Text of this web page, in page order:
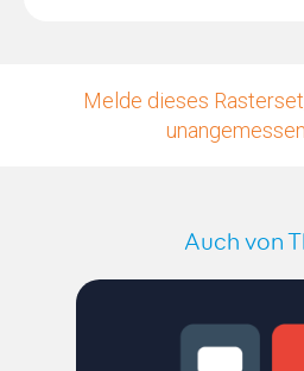
Melde dieses
Auch von